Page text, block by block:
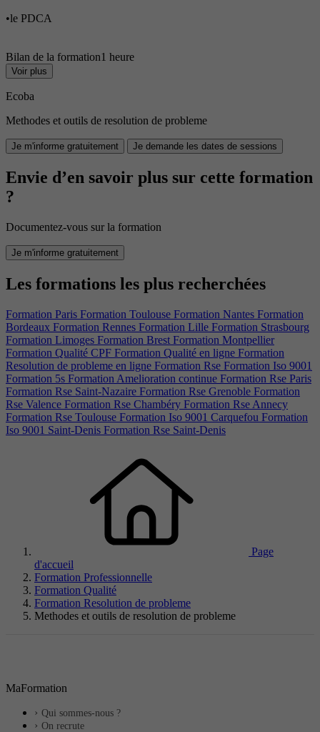
•le PDCA
Bilan de la formation1 heure
Voir plus
Ecoba
Methodes et outils de resolution de probleme
Je m'informe gratuitement Je demande les dates de sessions
Envie d’en savoir plus sur cette formation
?
Documentez-vous sur la formation
Je m'informe gratuitement
Les formations les plus recherchées
Formation Paris Formation Toulouse Formation Nantes Formation
Bordeaux Formation Rennes Formation Lille Formation Strasbourg
Formation Limoges Formation Brest Formation Montpellier
Formation Qualité CPF Formation Qualité en ligne Formation
Resolution de probleme en ligne Formation Rse Formation Iso 9001
Formation 5s Formation Amelioration continue Formation Rse Paris
Formation Rse Saint-Nazaire Formation Rse Grenoble Formation
Rse Valence Formation Rse Chambéry Formation Rse Annecy
Formation Rse Toulouse Formation Iso 9001 Carquefou Formation
Iso 9001 Saint-Denis Formation Rse Saint-Denis
Page
d'accueil
Formation Professionnelle
Formation Qualité
Formation Resolution de probleme
Methodes et outils de resolution de probleme
MaFormation
Qui sommes-nous ?
On recrute